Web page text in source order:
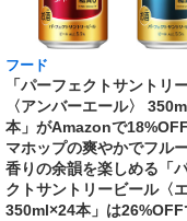
フード
「パーフェクトサントリ
〈アンバーエール〉
本」がAmazonで
マホップの爽やかでフル
香りの余韻を楽しめる「
クトサントリービール〈エ
350ml×24本」は26%OFF